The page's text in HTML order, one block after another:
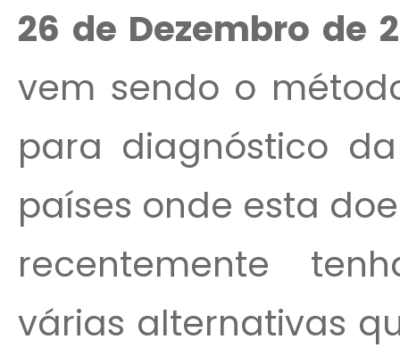
26 de Dezembro de
vem sendo o
para diagnóstico
países onde esta
recentemente
várias alternativas